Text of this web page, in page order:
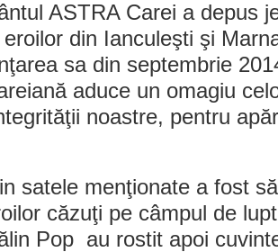
ASTRA Carei a depus
din Ianculeşti şi
sa din septembrie
aduce un omagiu
noastre, pentru
satele menţionate a fost
căzuţi pe câmpul de
Pop au rostit apoi